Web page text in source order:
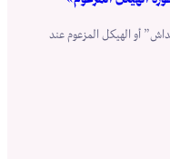
أو الهيكل المزعوم عند